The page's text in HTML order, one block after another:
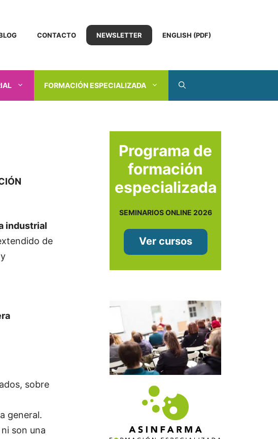
CONTACTO NEWSLETTER ENGLISH (PDF)
FORMACIÓN ESPECIALIZADA
industrial
de
sobre
general.
son una
Programa de
formación
especializada
SEMINARIOS ONLINE 2026
Ver cursos